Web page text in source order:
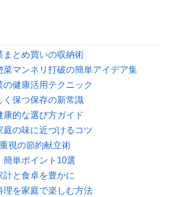
まとめ買いの収納術
菜マンネリ打破の簡単アイデア集
健康活用テクニック
く保つ保存の新常識
的な選び方ガイド
の味に近づけるコツ
視の節約献立術
単ポイント10選
と食卓を豊かに
理を家庭で楽しむ方法